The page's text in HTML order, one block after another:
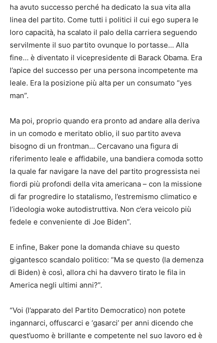
ha avuto successo perché ha dedicato la sua vita alla
linea del partito. Come tutti i politici il cui ego supera le
loro capacità, ha scalato il palo della carriera seguendo
servilmente il suo partito ovunque lo portasse… Alla
fine… è diventato il vicepresidente di Barack Obama. Era
l’apice del successo per una persona incompetente ma
leale. Era la posizione più alta per un consumato “yes
man”.
Ma poi, proprio quando era pronto ad andare alla deriva
in un comodo e meritato oblio, il suo partito aveva
bisogno di un frontman… Cercavano una figura di
riferimento leale e affidabile, una bandiera comoda sotto
la quale far navigare la nave del partito progressista nei
fiordi più profondi della vita americana – con la missione
di far progredire lo statalismo, l’estremismo climatico e
l’ideologia woke autodistruttiva. Non c’era veicolo più
fedele e conveniente di Joe Biden”.
E infine, Baker pone la domanda chiave su questo
gigantesco scandalo politico: “Ma se questo (la demenza
di Biden) è così, allora chi ha davvero tirato le fila in
America negli ultimi anni?”.
“Voi (l’apparato del Partito Democratico) non potete
ingannarci, offuscarci e ‘gasarci’ per anni dicendo che
quest’uomo è brillante e competente nel suo lavoro ed è